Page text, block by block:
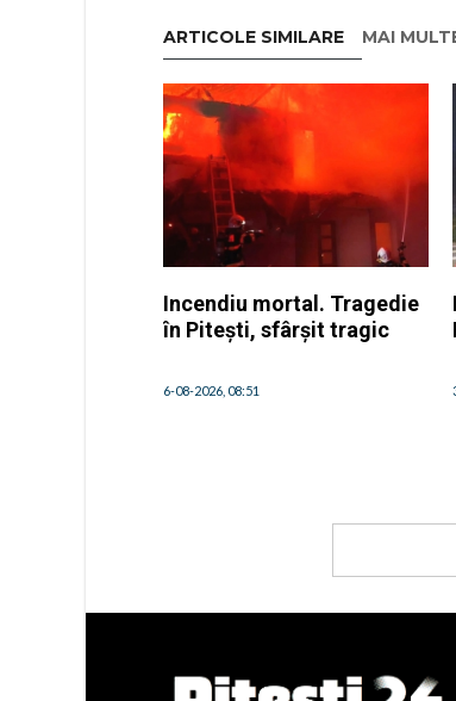
ARTICOLE SIMILARE MAI
Incendiu mortal. Tragedie
în Pitești, sfârșit tragic
6-08-2026, 08:51